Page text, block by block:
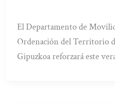
El Departamento de
Ordenación del Territorio
Gipuzkoa reforzará este